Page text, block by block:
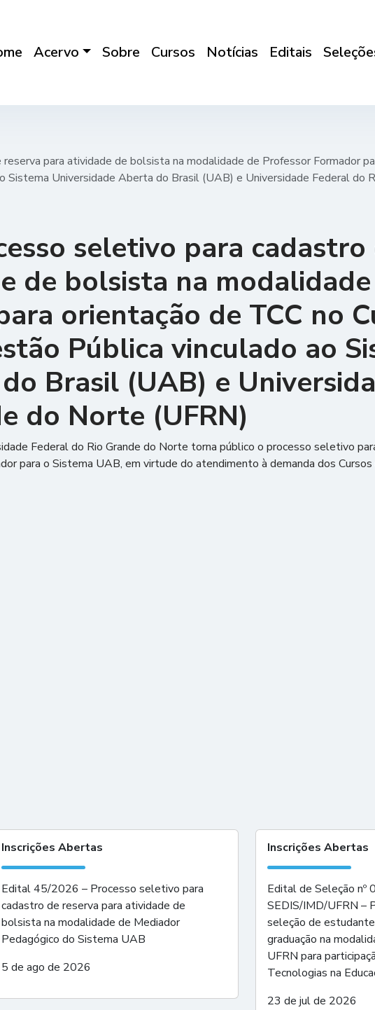
Acervo Sobre Cursos Notícias Editais
para atividade de bolsista na modalidade de Professor Formador
Sistema Universidade Aberta do Brasil (UAB) e Universidade Federal do
seletivo para cadastro
de bolsista na
orientação de TCC no
Pública vinculado ao
Brasil (UAB) e
do Norte (UFRN)
Federal do Rio Grande do Norte torna público o processo seletivo
para o Sistema UAB, em virtude do atendimento à demanda dos Cursos
Inscrições Abertas
Edital 45/2026 – Processo seletivo para
cadastro de reserva para atividade de
bolsista na modalidade de Mediador
Pedagógico do Sistema UAB
5 de ago de 2026
Inscrições Abertas
Edital de Seleção nº
SEDIS/IMD/UFRN –
seleção de
graduação na
UFRN para
Tecnologias na
23 de jul de 2026